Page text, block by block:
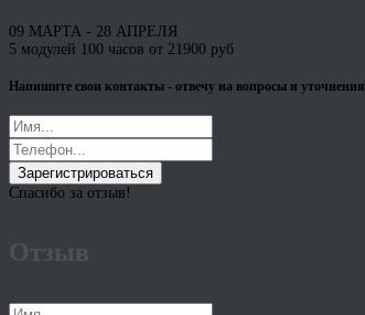
09 МАРТА - 28 АПРЕЛЯ
5 модулей 100 часов от 21900 руб
Напишите свои контакты - отвечу на вопросы и уточнения
Зарегистрироваться
Спасибо за отзыв!
Отзыв